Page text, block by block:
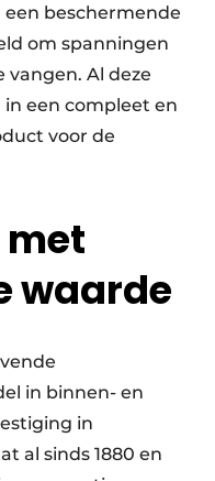
beschermende
om spanningen
Al deze
een compleet en
voor de
waarde
in binnen- en
in
al sinds 1880 en